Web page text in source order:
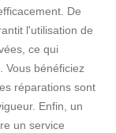
De
l'utilisation de
ce qui
Vous bénéficiez
réparations sont
Enfin, un
un service